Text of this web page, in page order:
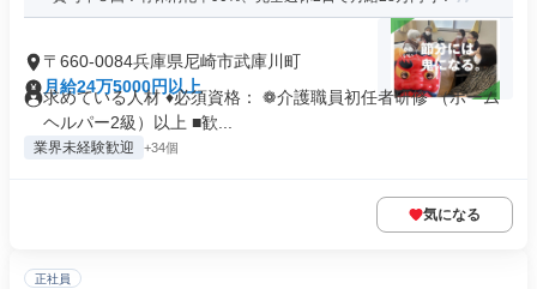
〒660-0084兵庫県尼崎市武庫川町
月給24万5000円以上
求めている人材 ♦必須資格： ❁介護職員初任者研修 （ホーム
ヘルパー2級）以上 ■歓...
業界未経験歓迎 +34個
気になる
正社員